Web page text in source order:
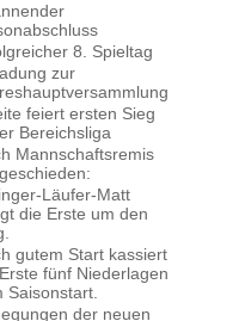
8. Spieltag
zur
feiert ersten Sieg
Bereichsliga
Mannschaftsremis
Läufer-Matt
die Erste um den
gutem Start kassiert
fünf Niederlagen
Saisonstart.
der neuen